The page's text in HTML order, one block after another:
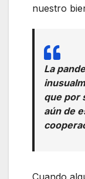
nuestro
La
que por
aún de
Cuando